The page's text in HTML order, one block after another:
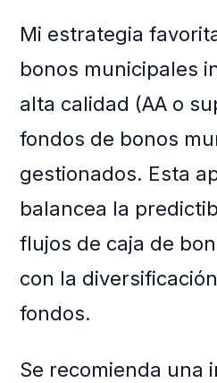
Mi estrategia
bonos municipales
alta calidad (AA o
fondos de bonos
gestionados. Esta
balancea la
flujos de caja de
con la
fondos.
Se recomienda una